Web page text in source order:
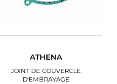
ATHENA
JOINT DE COUVERCLE
D'EMBRAYAGE